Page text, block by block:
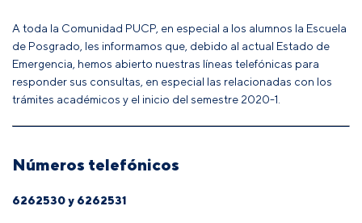
A toda la Comunidad PUCP, en especial a los alumnos la Escuela
de Posgrado, les informamos que, debido al actual Estado de
Emergencia, hemos abierto nuestras líneas telefónicas para
responder sus consultas, en especial las relacionadas con los
trámites académicos y el inicio del semestre 2020-1.
Números telefónicos
6262530 y 6262531